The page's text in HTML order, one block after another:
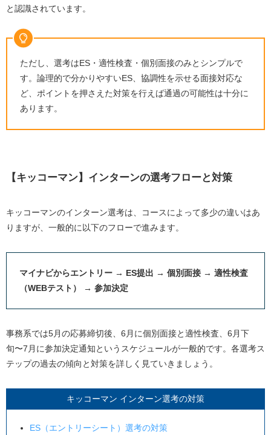
と認識されています。
ただし、選考はES・適性検査・個別面接のみとシンプルで
す。論理的で分かりやすいES、協調性を示せる面接対応な
ど、ポイントを押さえた対策を行えば通過の可能性は十分に
あります。
【キッコーマン】インターンの選考フローと対策
キッコーマンのインターン選考は、コースによって多少の違いはあ
りますが、一般的に以下のフローで進みます。
マイナビからエントリー → ES提出 → 個別面接 → 適性検査
（WEBテスト） → 参加決定
事務系では5月の応募締切後、6月に個別面接と適性検査、6月下
旬〜7月に参加決定通知というスケジュールが一般的です。各選考ス
テップの過去の傾向と対策を詳しく見ていきましょう。
キッコーマン インターン選考の対策
ES（エントリーシート）選考の対策